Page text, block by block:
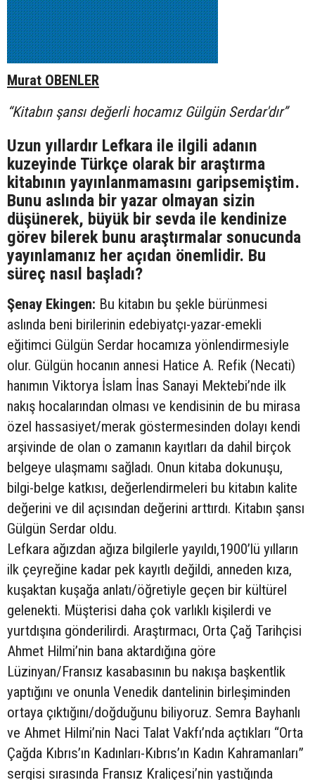
Murat OBENLER
“Kitabın şansı değerli hocamız Gülgün Serdar'dır”
Uzun yıllardır Lefkara ile ilgili adanın
kuzeyinde Türkçe olarak bir araştırma
kitabının yayınlanmamasını garipsemiştim.
Bunu aslında bir yazar olmayan sizin
düşünerek, büyük bir sevda ile kendinize
görev bilerek bunu araştırmalar sonucunda
yayınlamanız her açıdan önemlidir. Bu
süreç nasıl başladı?
Şenay Ekingen: Bu kitabın bu şekle bürünmesi
aslında beni birilerinin edebiyatçı-yazar-emekli
eğitimci Gülgün Serdar hocamıza yönlendirmesiyle
olur. Gülgün hocanın annesi Hatice A. Refik (Necati)
hanımın Viktorya İslam İnas Sanayi Mektebi’nde ilk
nakış hocalarından olması ve kendisinin de bu mirasa
özel hassasiyet/merak göstermesinden dolayı kendi
arşivinde de olan o zamanın kayıtları da dahil birçok
belgeye ulaşmamı sağladı. Onun kitaba dokunuşu,
bilgi-belge katkısı, değerlendirmeleri bu kitabın kalite
değerini ve dil açısından değerini arttırdı. Kitabın şansı
Gülgün Serdar oldu.
Lefkara ağızdan ağıza bilgilerle yayıldı,1900’lü yılların
ilk çeyreğine kadar pek kayıtlı değildi, anneden kıza,
kuşaktan kuşağa anlatı/öğretiyle geçen bir kültürel
gelenekti. Müşterisi daha çok varlıklı kişilerdi ve
yurtdışına gönderilirdi. Araştırmacı, Orta Çağ Tarihçisi
Ahmet Hilmi’nin bana aktardığına göre
Lüzinyan/Fransız kasabasının bu nakışa başkentlik
yaptığını ve onunla Venedik dantelinin birleşiminden
ortaya çıktığını/doğduğunu biliyoruz. Semra Bayhanlı
ve Ahmet Hilmi’nin Naci Talat Vakfı’nda açtıkları “Orta
Çağda Kıbrıs’ın Kadınları-Kıbrıs’ın Kadın Kahramanları”
sergisi sırasında Fransız Kraliçesi’nin yastığında